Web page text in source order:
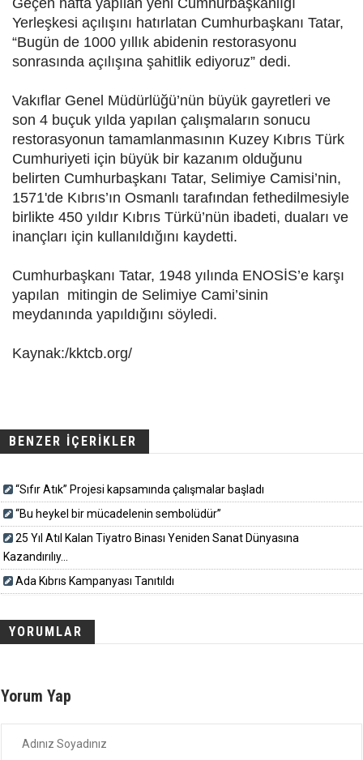
Geçen hafta yapılan yeni Cumhurbaşkanlığı
Yerleşkesi açılışını hatırlatan Cumhurbaşkanı Tatar,
“Bugün de 1000 yıllık abidenin restorasyonu
sonrasında açılışına şahitlik ediyoruz” dedi.
Vakıflar Genel Müdürlüğü’nün büyük gayretleri ve
son 4 buçuk yılda yapılan çalışmaların sonucu
restorasyonun tamamlanmasının Kuzey Kıbrıs Türk
Cumhuriyeti için büyük bir kazanım olduğunu
belirten Cumhurbaşkanı Tatar, Selimiye Camisi’nin,
1571'de Kıbrıs’ın Osmanlı tarafından fethedilmesiyle
birlikte 450 yıldır Kıbrıs Türkü’nün ibadeti, duaları ve
inançları için kullanıldığını kaydetti.
Cumhurbaşkanı Tatar, 1948 yılında ENOSİS’e karşı
yapılan mitingin de Selimiye Cami’sinin
meydanında yapıldığını söyledi.
Kaynak:/kktcb.org/
BENZER İÇERİKLER
“Sıfır Atık” Projesi kapsamında çalışmalar başladı
“Bu heykel bir mücadelenin sembolüdür”
25 Yıl Atıl Kalan Tiyatro Binası Yeniden Sanat Dünyasına
Kazandırılıy...
Ada Kıbrıs Kampanyası Tanıtıldı
YORUMLAR
Yorum Yap